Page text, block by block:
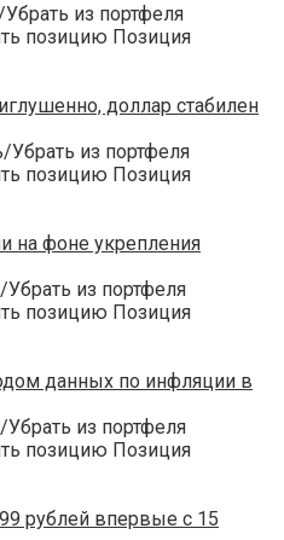
из портфеля
позицию Позиция
доллар стабилен
Убрать из портфеля
позицию Позиция
на фоне укрепления
из портфеля
позицию Позиция
данных по инфляции в
из портфеля
позицию Позиция
рублей впервые с 15